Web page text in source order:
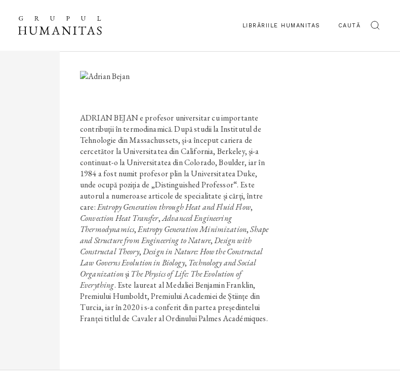
LIBRĂRIILE HUMANITAS CAUTĂ
ADRIAN BEJAN e profesor universitar cu importante
contribuții în termodinamică. După studii la Institutul de
Tehnologie din Massachussets, și-a început cariera de
cercetător la Universitatea din California, Berkeley, și-a
continuat-o la Universitatea din Colorado, Boulder, iar în
1984 a fost numit profesor plin la Universitatea Duke,
unde ocupă poziția de „Distinguished Professor“. Este
autorul a numeroase articole de specialitate și cărți, între
care:Entropy Generation through Heat and Fluid Flow,
Convection Heat Transfer,Advanced Engineering
Thermodynamics,Entropy Generation Minimization,Shape
and Structure from Engineering to Nature,Design with
Constructal Theory,Design in Nature: How the Constructal
Law Governs Evolution in Biology, Technology and Social
Organizationși The Physics of Life: The Evolution of
Everything. Este laureat al Medaliei Benjamin Franklin,
Premiului Humboldt, Premiului Academiei de Științe din
Turcia, iar în 2020 i s-a conferit din partea președintelui
Franței titlul de Cavaler al Ordinului Palmes Académiques.